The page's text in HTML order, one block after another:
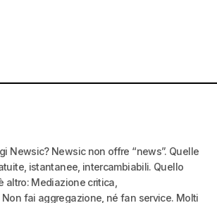
Newsic? Newsic non offre “news”. Quelle
istantanee, intercambiabili. Quello
altro: Mediazione critica,
fai aggregazione, né fan service. Molti